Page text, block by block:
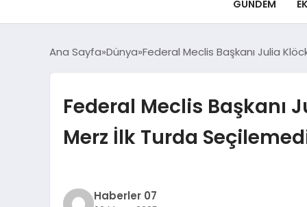
GÜNDEM
Ana Sayfa Dünya Federal Meclis Başkanı Julia
Federal Meclis Başkanı
Merz İlk Turda
Haberler 07